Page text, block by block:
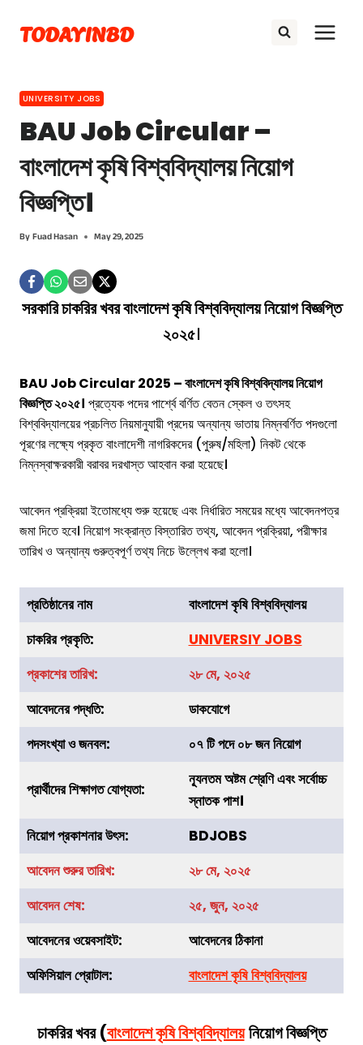
content
TODAYINBD
UNIVERSITY JOBS
BAU Job Circular –
বাংলাদেশ কৃষি বিশ্ববিদ্যালয় নিয়োগ
বিজ্ঞপ্তি।
ByFuad Hasan May 29, 2025
সরকারি চাকরির খবর বাংলাদেশ কৃষি বিশ্ববিদ্যালয় নিয়োগ বিজ্ঞপ্তি
২০২৫।
BAU Job Circular 2025 – বাংলাদেশ কৃষি বিশ্ববিদ্যালয় নিয়োগ
বিজ্ঞপ্তি ২০২৫। প্রত্যেক পদের পার্শ্বে বর্ণিত বেতন স্কেল ও তৎসহ
বিশ্ববিদ্যালয়ের প্রচলিত নিয়মানুযায়ী প্রদেয় অন্যান্য ভাতায় নিম্নবর্ণিত পদগুলো
পূরণের লক্ষ্যে প্রকৃত বাংলাদেশী নাগরিকদের (পুরুষ/মহিলা) নিকট থেকে
নিম্নস্বাক্ষরকারী বরাবর দরখাস্ত আহবান করা হয়েছে।
আবেদন প্রক্রিয়া ইতোমধ্যে শুরু হয়েছে এবং নির্ধারিত সময়ের মধ্যে আবেদনপত্র
জমা দিতে হবে। নিয়োগ সংক্রান্ত বিস্তারিত তথ্য, আবেদন প্রক্রিয়া, পরীক্ষার
তারিখ ও অন্যান্য গুরুত্বপূর্ণ তথ্য নিচে উল্লেখ করা হলো।
প্রতিষ্ঠানের নাম
বাংলাদেশ কৃষি বিশ্ববিদ্যালয়
চাকরিরপ্রকৃতি:
UNIVERSIY JOBS
প্রকাশের তারিখ:
২৮ মে, ২০২৫
আবেদনের পদ্ধতি:
ডাকযোগে
পদসংখ্যা ও জনবল:
০৭ টি পদে ০৮ জন নিয়োগ
প্রার্থীদের শিক্ষাগত যোগ্যতা:
ন্যূনতম অষ্টম শ্রেণি এবং সর্বোচ্চ
স্নাতক পাশ।
নিয়োগ প্রকাশনার উৎস:
BDJOBS
আবেদন শুরুর তারিখ:
২৮ মে, ২০২৫
আবেদন শেষ:
২৫, জুন, ২০২৫
আবেদনের ওয়েবসাইট:
আবেদনের ঠিকানা
অফিসিয়াল প্রোটাল:
বাংলাদেশ কৃষি বিশ্ববিদ্যালয়
চাকরির খবর (বাংলাদেশ কৃষি বিশ্ববিদ্যালয়নিয়োগ বিজ্ঞপ্তি